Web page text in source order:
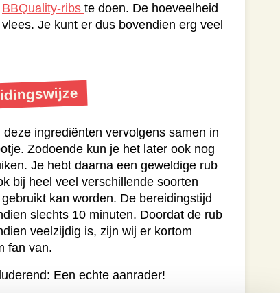
BBQuality-ribs te doen. De hoeveelheid
Je kunt er dus bovendien erg veel
deze ingrediënten vervolgens samen in
Zodoende kun je het later ook nog
Je hebt daarna een geweldige rub
bij heel veel verschillende soorten
kan worden. De bereidingstijd
slechts 10 minuten. Doordat de rub
veelzijdig is, zijn wij er kortom
fan van.
Een echte aanrader!